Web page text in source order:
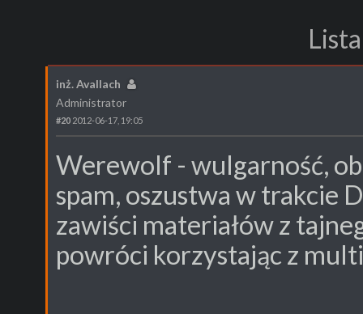
inż. Avallach
Administrator
#20 2012-06-17, 19:05
Werewolf - wulgarność,
spam, oszustwa w trakcie
zawiści materiałów z
powróci korzystając z